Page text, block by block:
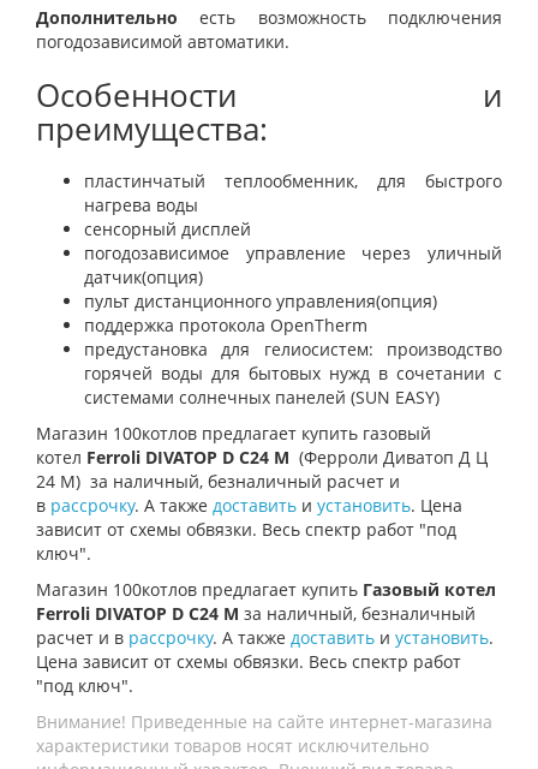
Дополнительноесть возможность подключения
погодозависимой автоматики.
Особенности и
преимущества:
пластинчатый теплообменник, для быстрого
нагрева воды
сенсорный дисплей
погодозависимое управление через уличный
датчик(опция)
пульт дистанционного управления(опция)
поддержка протокола OpenTherm
предустановка для гелиосистем: производство
горячей воды для бытовых нужд в сочетании с
системами солнечных панелей (SUN EASY)
Магазин 100котлов предлагает купить газовый
котел Ferroli DIVATOP D C24 M (Ферроли Диватоп Д Ц
24 М) за наличный, безналичный расчет и
в рассрочку. А также доставить и установить. Цена
зависит от схемы обвязки. Весь спектр работ "под
ключ".
Магазин 100котлов предлагает купить Газовый котел
Ferroli DIVATOP D C24 M за наличный, безналичный
расчет и в рассрочку. А также доставить и установить.
Цена зависит от схемы обвязки. Весь спектр работ
"под ключ".
Внимание! Приведенные на сайте интернет-магазина
характеристики товаров носят исключительно